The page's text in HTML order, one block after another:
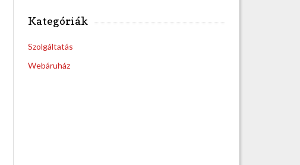
Kategóriák
Szolgáltatás
Webáruház